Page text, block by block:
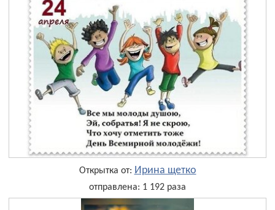
Открытка от: Ирина щетко
отправлена: 1 192 раза